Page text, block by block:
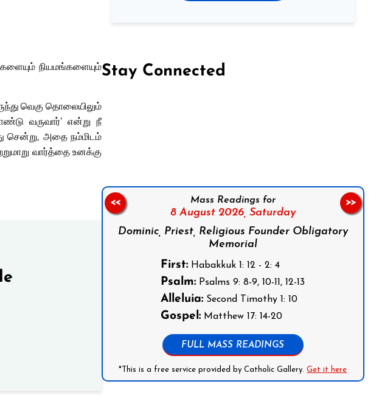
நியமங்களையும்
வெகு தொலையிலும்
வருவார்’ என்று நீ
சென்று, அதை நம்மிடம்
வார்த்தை உனக்கு
Stay Connected
Follow us on Facebook
Mass Readings for
8 August 2026, Saturday
Dominic, Priest, Religious Founder Obligatory
Memorial
First: Habakkuk 1: 12 - 2: 4
Psalm: Psalms 9: 8-9, 10-11, 12-13
Alleluia: Second Timothy 1: 10
Gospel: Matthew 17: 14-20
FULL MASS READINGS
*This is a free service provided by Catholic Gallery.Get it here
<< >>